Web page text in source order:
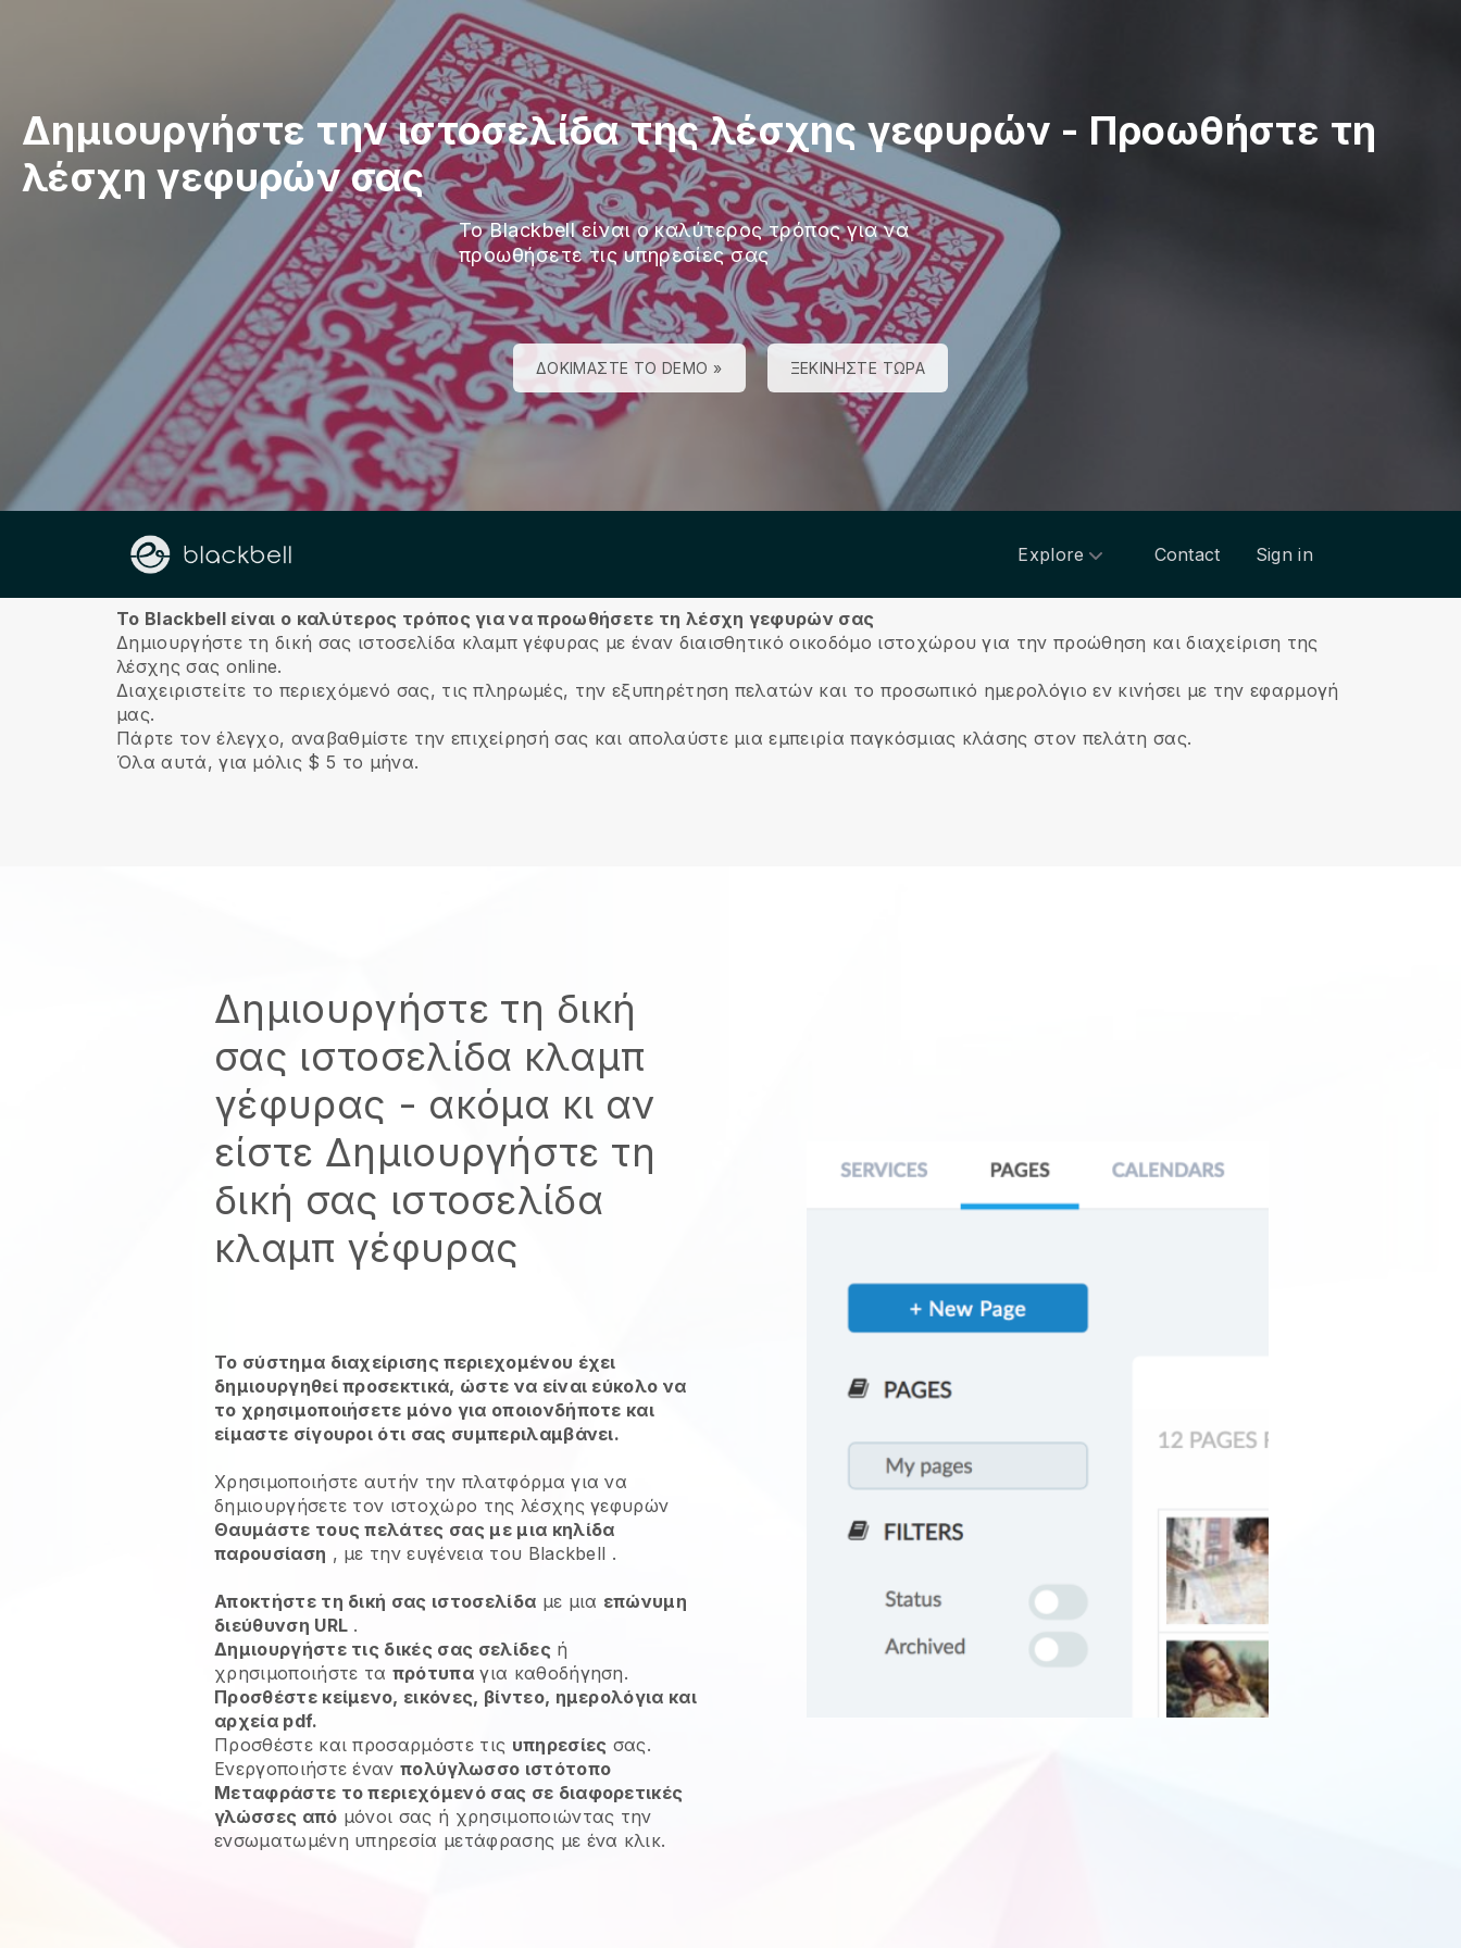
Δημιουργήστε την ιστοσελίδα της λέσχης γεφυρών - Προωθήστε τη
λέσχη γεφυρών σας
Το Blackbell είναι ο καλύτερος τρόπος για να
προωθήσετε τις υπηρεσίες σας
ΔΟΚΙΜΆΣΤΕ ΤΟ DEMO » ΞΕΚΙΝΉΣΤΕ ΤΏΡΑ
Explore Contact Sign in
Σχετικά με εμάς
Το Blackbell είναι ο καλύτερος τρόπος για να προωθήσετε τη λέσχη γεφυρών σας
Δημιουργήστε τη δική σας ιστοσελίδα κλαμπ γέφυρας με έναν διαισθητικό οικοδόμο ιστοχώρου για την προώθηση και διαχείριση της
λέσχης σας online.
Διαχειριστείτε το περιεχόμενό σας, τις πληρωμές, την εξυπηρέτηση πελατών και το προσωπικό ημερολόγιο εν κινήσει με την εφαρμογή
μας.
Πάρτε τον έλεγχο, αναβαθμίστε την επιχείρησή σας και απολαύστε μια εμπειρία παγκόσμιας κλάσης στον πελάτη σας.
Όλα αυτά, για μόλις $ 5 το μήνα.
Δημιουργήστε τη δική
σας ιστοσελίδα κλαμπ
γέφυρας - ακόμα κι αν
είστε Δημιουργήστε τη
δική σας ιστοσελίδα
κλαμπ γέφυρας
Το σύστημα διαχείρισης περιεχομένου έχει
δημιουργηθεί προσεκτικά, ώστε να είναι εύκολο να
το χρησιμοποιήσετε μόνο για οποιονδήποτε και
είμαστε σίγουροι ότι σας συμπεριλαμβάνει.
Χρησιμοποιήστε αυτήν την πλατφόρμα για να
δημιουργήσετε τον ιστοχώρο της λέσχης γεφυρών
Θαυμάστε τους πελάτες σας με μια κηλίδα
παρουσίαση , με την ευγένεια του Blackbell .
Αποκτήστε τη δική σας ιστοσελίδα με μια επώνυμη
διεύθυνση URL .
Δημιουργήστε τις δικές σας σελίδες ή
χρησιμοποιήστε τα πρότυπα για καθοδήγηση.
Προσθέστε κείμενο, εικόνες, βίντεο, ημερολόγια και
αρχεία pdf.
Προσθέστε και προσαρμόστε τις υπηρεσίες σας.
Ενεργοποιήστε ένανπολύγλωσσο ιστότοπο
Μεταφράστε το περιεχόμενό σας σε διαφορετικές
γλώσσες από μόνοι σας ή χρησιμοποιώντας την
ενσωματωμένη υπηρεσία μετάφρασης με ένα κλικ.